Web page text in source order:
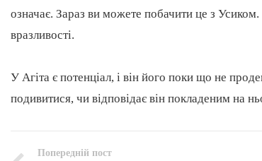
означає. Зараз ви можете побачити це з
вразливості.
У Агіта є потенціал, і він його поки що не
подивитися, чи відповідає він покладеним на
Попередній пост